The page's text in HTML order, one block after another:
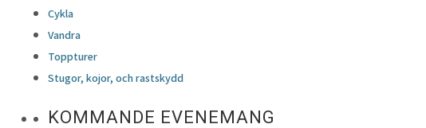
Cykla
Vandra
Toppturer
Stugor, kojor, och rastskydd
KOMMANDE EVENEMANG